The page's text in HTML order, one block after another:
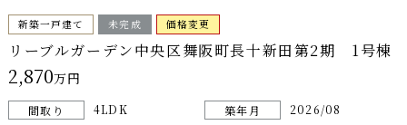
新築一戸建て 未完成 価格変更
リーブルガーデン中央区舞阪町長十新田第2期 1号棟
2,870万円
間取り 4LDK 築年月
2026/08